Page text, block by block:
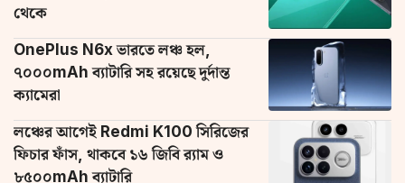
থেকে
OnePlus N6x ভারতে লঞ্চ হল,
৭০০০mAh ব্যাটারি সহ রয়েছে দুর্দান্ত
ক্যামেরা
লঞ্চের আগেই Redmi K100 সিরিজের
ফিচার ফাঁস, থাকবে ১৬ জিবি র‌্যাম ও
৮৫০০mAh ব্যাটারি